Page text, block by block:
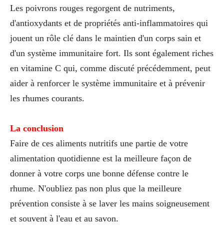
Les poivrons rouges regorgent de nutriments,
d'antioxydants et de propriétés anti-inflammatoires qui
jouent un rôle clé dans le maintien d'un corps sain et
d'un système immunitaire fort. Ils sont également riches
en vitamine C qui, comme discuté précédemment, peut
aider à renforcer le système immunitaire et à prévenir
les rhumes courants.
La conclusion
Faire de ces aliments nutritifs une partie de votre
alimentation quotidienne est la meilleure façon de
donner à votre corps une bonne défense contre le
rhume. N'oubliez pas non plus que la meilleure
prévention consiste à se laver les mains soigneusement
et souvent à l'eau et au savon.